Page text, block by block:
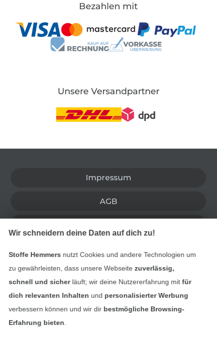
Bezahlen mit
Unsere Versandpartner
Impressum
AGB
Kontakt
Bestellung widerrufen
Wir schneidern deine Daten auf dich zu!
Stoffe Hemmers nutzt Cookies und andere Technologien um
zu gewährleisten, dass unsere Webseite zuverlässig,
schnell und sicherläuft; wir deine Nutzererfahrung mitfür
dich relevanten Inhalten und personalisierter Werbung
verbessern können und wir dir bestmögliche Browsing-
Erfahrung bieten